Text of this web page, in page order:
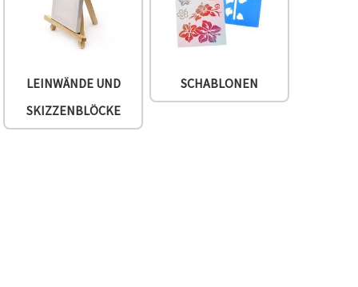
LEINWÄNDE UND
SKIZZENBLÖCKE
SCHABLONEN